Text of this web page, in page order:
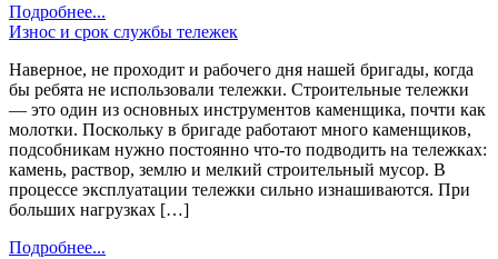
Подробнее...
Износ и срок службы тележек
Наверное, не проходит и рабочего дня нашей бригады, когда
бы ребята не использовали тележки. Строительные тележки
— это один из основных инструментов каменщика, почти как
молотки. Поскольку в бригаде работают много каменщиков,
подсобникам нужно постоянно что-то подводить на тележках:
камень, раствор, землю и мелкий строительный мусор. В
процессе эксплуатации тележки сильно изнашиваются. При
больших нагрузках […]
Подробнее...